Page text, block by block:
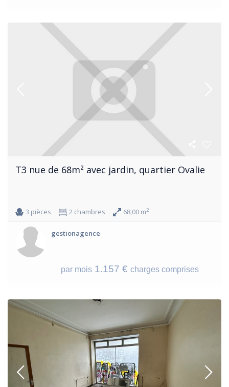
T3 nue de 68m² avec jardin, quartier Ovalie
3 pièces 2 chambres 68,00 m2
gestionagence
par mois 1.157 € charges comprises